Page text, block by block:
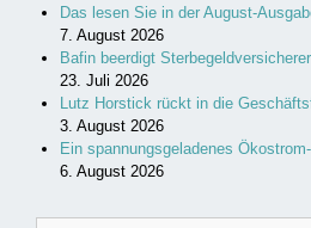
Das lesen Sie in der August-
7. August 2026
Bafin beerdigt Sterbegeldversicherer
23. Juli 2026
Lutz Horstick rückt in die
3. August 2026
Ein spannungsgeladenes
6. August 2026